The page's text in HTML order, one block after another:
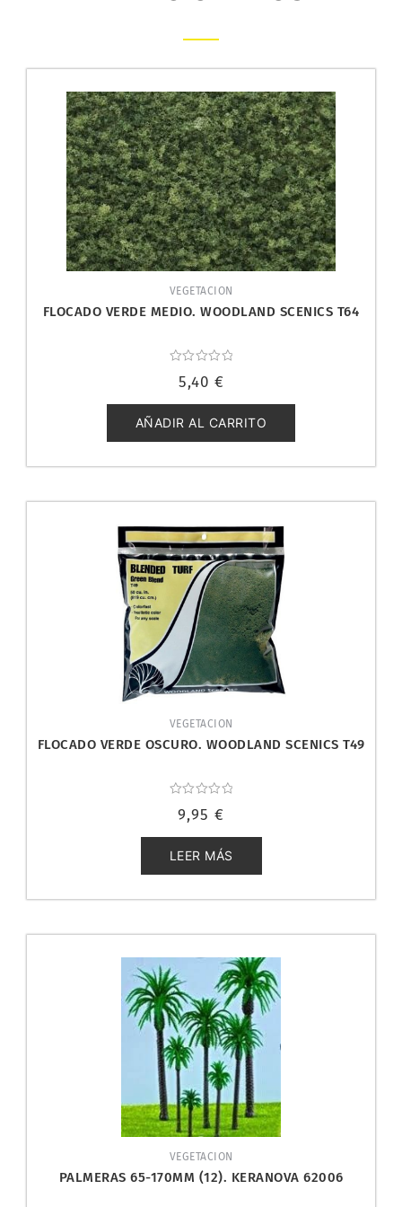
VEGETACION
FLOCADO VERDE MEDIO. WOODLAND SCENICS T64
con
de
5
5,40 €
AÑADIR AL CARRITO
VEGETACION
FLOCADO VERDE OSCURO. WOODLAND SCENICS T49
con
de
5
9,95 €
LEER MÁS
VEGETACION
PALMERAS 65-170MM (12). KERANOVA 62006